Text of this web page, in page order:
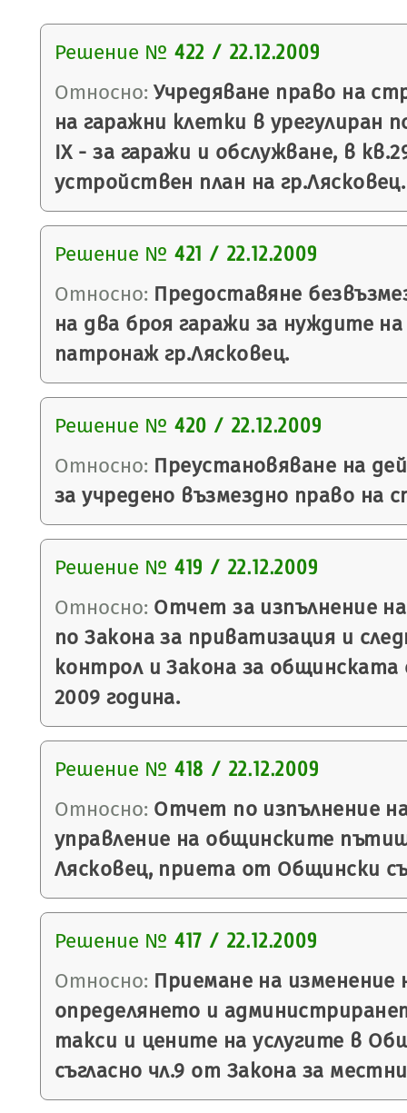
Решение № 422 / 22.12.2009
Относно: Учредяване право на
на гаражни клетки в урегулиран
ІХ - за гаражи и обслужване, в
устройствен план на гр.Лясковец.
Решение № 421 / 22.12.2009
Относно: Предоставяне
на два броя гаражи за нуждите
патронаж гр.Лясковец.
Решение № 420 / 22.12.2009
Относно: Преустановяване на
за учредено възмездно право на
Решение № 419 / 22.12.2009
Относно: Отчет за изпълнение
по Закона за приватизация и
контрол и Закона за
2009 година.
Решение № 418 / 22.12.2009
Относно: Отчет по изпълнение
управление на общинските
Лясковец, приета от Общински
Решение № 417 / 22.12.2009
Относно: Приемане на изменение
определянето и
такси и цените на услугите в
съгласно чл.9 от Закона за